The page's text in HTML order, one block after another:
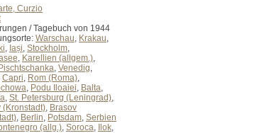
Curzio
/ Tagebuch von 1944
Warschau, Krakau,
, Iași, Stockholm,
, Karellien (allgem.),
Pischtschanka, Venedig,
Capri, Rom (Roma),
, Podu Iloaiei, Balta,
, St. Petersburg (Leningrad),
(Kronstadt), Brasov
, Berlin, Potsdam, Serbien
(allg.), Soroca, Ilok,